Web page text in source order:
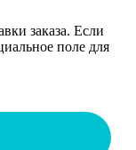
заказа. Если
поле для